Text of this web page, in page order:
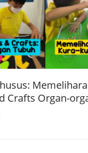
Crafts Organ-